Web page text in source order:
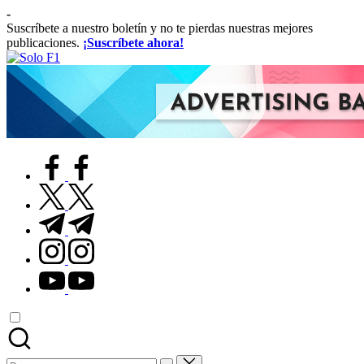
Saltar
al
contenido
-
Suscríbete a nuestro boletín y no te pierdas nuestras mejores
publicaciones. ¡Suscríbete ahora!
Para
Amantes
F1
facebook.com
twitter.com
t.me
instagram.com
youtube.com
Buscar: